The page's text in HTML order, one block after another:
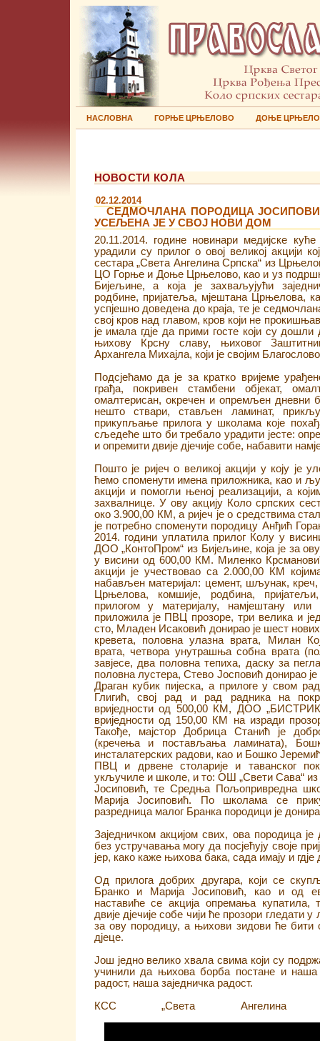
НАСЛОВНА ГОРЊЕ ЦРЊЕЛОВО ДОЊЕ
НОВОСТИ КОЛА
02.12.2014
СЕДМОЧЛАНА ПОРОДИЦА
УСЕЉЕНА ЈЕ У СВОЈ НОВИ ДОМ
20.11.2014. године новинари медијске
урадили су прилог о овој великој акцији
сестара „Света Ангелина Српска“ из
ЦО Горње и Доње Црњелово, као и уз
Бијељине, а која је захваљујући
родбине, пријатеља, мјештана Црњелова,
успјешно доведена до краја, те је
свој кров над главом, кров који не
је имала гдје да прими госте који су
њихову Крсну славу, њиховог
Архангела Михајла, који је својим
Подсјећамо да је за кратко вријеме
грађа, покривен стамбени објекат,
омалтерисан, окречен и опремљен дневни
нешто ствари, стављен ламинат,
прикупљање прилога у школама које
сљедеће што би требало урадити јесте:
и опремити двије дјечије собе, набавити
Пошто је ријеч о великој акцији у коју је
ћемо споменути имена приложника, као и
акцији и помогли њеној реализацији, а
захвалнице. У ову акцију Коло српских
око 3.900,00 КМ, а ријеч је о средствима
је потребно споменути породицу Анђић
2014. години уплатила прилог Колу у
ДОО „КонтоПром“ из Бијељине, која је за
у висини од 600,00 КМ. Миленко
акцији је учествовао са 2.000,00 КМ
набављен материјал: цемент, шљунак,
Црњелова, комшије, родбина,
прилогом у материјалу, намјештану
приложила је ПВЦ прозоре, три велика и
сто, Младен Исаковић донирао је шест
кревета, половна улазна врата, Милан
врата, четвора унутрашња собна врата
завјесе, два половна тепиха, даску за
половна лустера, Стево Јосповић донирао је
Драган кубик пијеска, а прилоге у свом
Глигић, свој рад и рад радника на
вриједности од 500,00 КМ, ДОО
вриједности од 150,00 КМ на изради
Такође, мајстор Добрица Станић је
(кречења и постављања ламината),
инсталатерских радови, као и Бошко
ПВЦ и дрвене столарије и таванског
укључиле и школе, и то: ОШ „Свети Сава“ из
Јосиповић, те Средња Пољопривредна
Марија Јосиповић. По школама се
разредница малог Бранка породици је
Заједничком акцијом свих, ова породица
без устручавања могу да посјећују своје
јер, како каже њихова бака, сада имају и гдје
Од прилога добрих другара, који се
Бранко и Марија Јосиповић, као и од
наставиће се акција опремања
двије дјечије собе чији ће прозори гледати
за ову породицу, а њихови зидови ће бити
дјеце.
Још једно велико хвала свима који су
учинили да њихова борба постане и
радост, наша заједничка радост.
КСС „Света Ангелина